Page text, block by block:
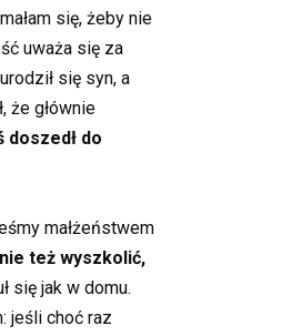
się, żeby nie
uważa się za
się syn, a
że głównie
doszedł do
małżeństwem
też wyszkolić,
się jak w domu.
jeśli choć raz